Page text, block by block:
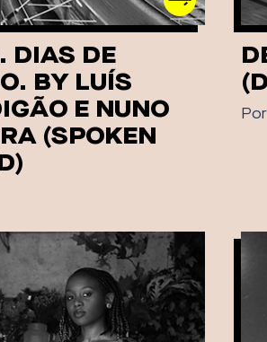
DIAS DE
BY LUÍS
E NUNO
(SPOKEN